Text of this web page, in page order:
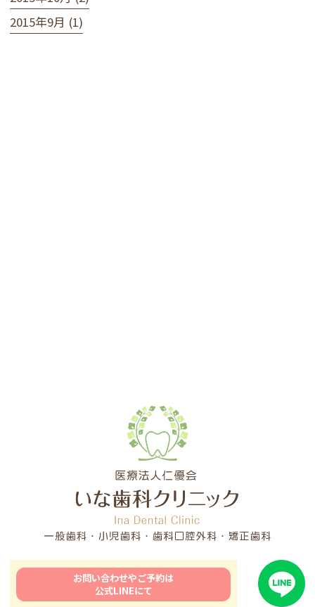
2015年9月 (1)
お問い合わせやご予約は
公式LINEにて